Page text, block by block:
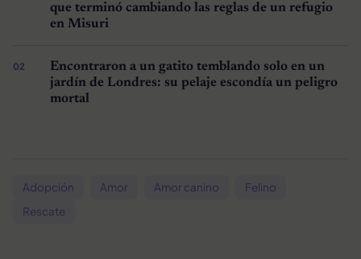
que terminó cambiando las reglas de un refugio
en Misuri
Encontraron a un gatito temblando solo en un
jardín de Londres: su pelaje escondía un peligro
mortal
Adopción Amor Amor canino
Felino
Rescate